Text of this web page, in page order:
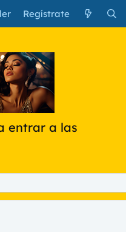
Regístrate
entrar a las